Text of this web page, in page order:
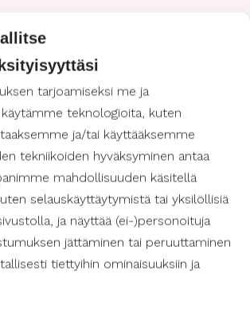
tarjoamiseksi me ja
teknologioita, kuten
ja/tai käyttääksemme
tekniikoiden hyväksyminen antaa
mahdollisuuden käsitellä
selauskäyttäytymistä tai yksilöllisiä
ja näyttää (ei-)personoituja
jättäminen tai peruuttaminen
tiettyihin ominaisuuksiin ja
vaikuttaa kehon tuntemuksiin.
polttaminen ja tunnottomuus
voivat olla merkkejä MS-taudista.
missä tahansa kehon
useimmiten niitä esiintyy jaloissa
silmiin ja näköön. Tämä voi
tai kaksoiskuvaan.